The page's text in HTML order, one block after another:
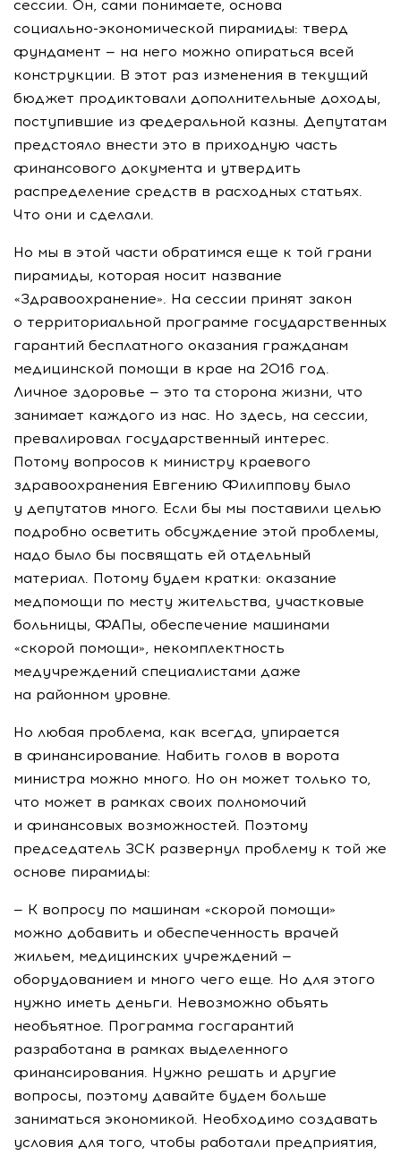
сессии. Он, сами понимаете, основа
социально-экономической пирамиды: тверд
фундамент — на него можно опираться всей
конструкции. В этот раз изменения в текущий
бюджет продиктовали дополнительные доходы,
поступившие из федеральной казны. Депутатам
предстояло внести это в приходную часть
финансового документа и утвердить
распределение средств в расходных статьях.
Что они и сделали.
Но мы в этой части обратимся еще к той грани
пирамиды, которая носит название
«Здравоохранение». На сессии принят закон
о территориальной программе государственных
гарантий бесплатного оказания гражданам
медицинской помощи в крае на 2016 год.
Личное здоровье — это та сторона жизни, что
занимает каждого из нас. Но здесь, на сессии,
превалировал государственный интерес.
Потому вопросов к министру краевого
здравоохранения Евгению Филиппову было
у депутатов много. Если бы мы поставили целью
подробно осветить обсуждение этой проблемы,
надо было бы посвящать ей отдельный
материал. Потому будем кратки: оказание
медпомощи по месту жительства, участковые
больницы, ФАПы, обеспечение машинами
«скорой помощи», некомплектность
медучреждений специалистами даже
на районном уровне.
Но любая проблема, как всегда, упирается
в финансирование. Набить голов в ворота
министра можно много. Но он может только то,
что может в рамках своих полномочий
и финансовых возможностей. Поэтому
председатель ЗСК развернул проблему к той же
основе пирамиды:
— К вопросу по машинам «скорой помощи»
можно добавить и обеспеченность врачей
жильем, медицинских учреждений —
оборудованием и много чего еще. Но для этого
нужно иметь деньги. Невозможно объять
необъятное. Программа госгарантий
разработана в рамках выделенного
финансирования. Нужно решать и другие
вопросы, поэтому давайте будем больше
заниматься экономикой. Необходимо создавать
условия для того, чтобы работали предприятия,